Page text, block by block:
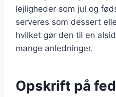
lejligheder som jul og
serveres som dessert
hvilket gør den til en
mange anledninger.
Opskrift på